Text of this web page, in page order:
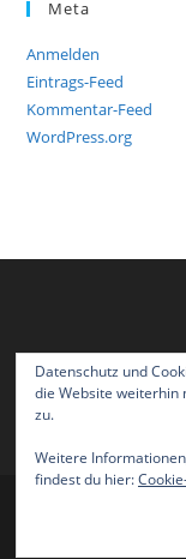
Datenschutz und
die Website weiterhin
zu.
Weitere
findest du hier:
Meta
Anmelden
Eintrags-Feed
Kommentar-Feed
WordPress.org